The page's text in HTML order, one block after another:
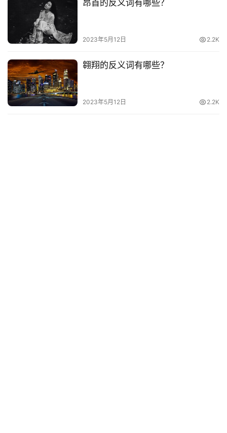
昂首的反义词有哪些？
2023年5月12日 2.2K
翱翔的反义词有哪些？
2023年5月12日 2.2K